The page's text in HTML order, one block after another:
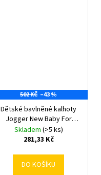
502 KČ –43 %
Dětské bavlněné kalhoty
Jogger New Baby For
Babies safari 86 (12-18m)
Skladem (>5 ks)
281,33 Kč
DO KOŠÍKU